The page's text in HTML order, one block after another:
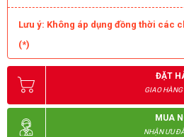
Lưu ý: Không áp dụng đồng thời các
(*)
ĐẶT
GIAO
MUA
NHẬN ƯU